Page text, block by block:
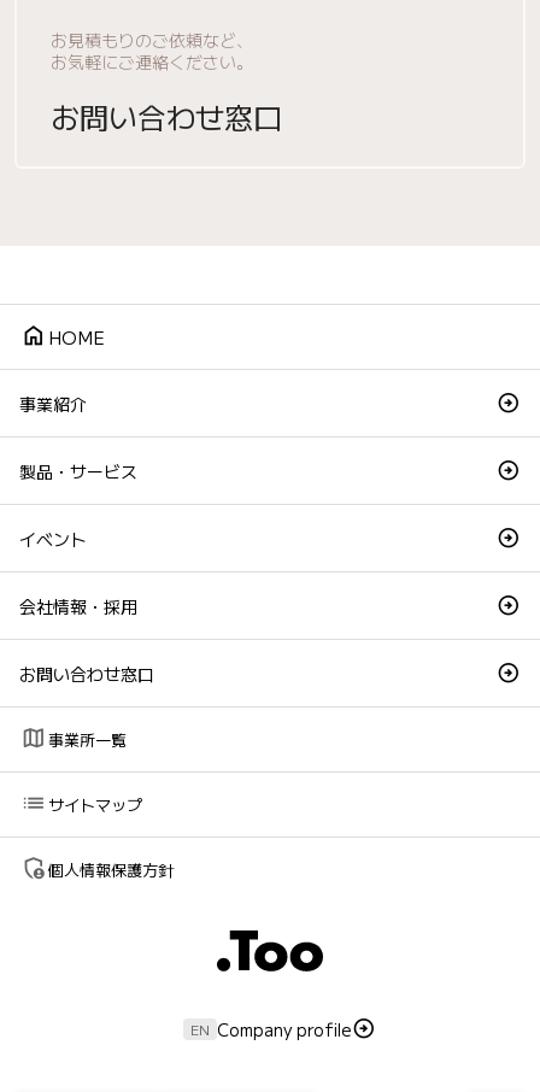
お見積もりのご依頼など、
お気軽にご連絡ください。
お問い合わせ窓口
home HOME
事業紹介
製品・サービス
イベント
会社情報・採用
お問い合わせ窓口
map 事業所一覧
list サイトマップ
admin_panel_settings個人情報保護方針
EN Company profile